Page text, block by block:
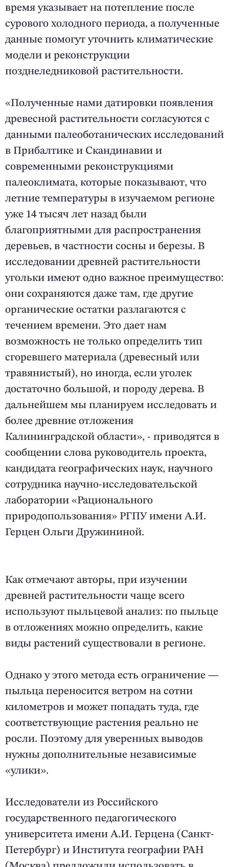
время указывает на потепление после
сурового холодного периода, а полученные
данные помогут уточнить климатические
модели и реконструкции
позднеледниковой растительности.
«Полученные нами датировки появления
древесной растительности согласуются с
данными палеоботанических исследований
в Прибалтике и Скандинавии и
современными реконструкциями
палеоклимата, которые показывают, что
летние температуры в изучаемом регионе
уже 14 тысяч лет назад были
благоприятными для распространения
деревьев, в частности сосны и березы. В
исследовании древней растительности
угольки имеют одно важное преимущество:
они сохраняются даже там, где другие
органические остатки разлагаются с
течением времени. Это дает нам
возможность не только определить тип
сгоревшего материала (древесный или
травянистый), но иногда, если уголек
достаточно большой, и породу дерева. В
дальнейшем мы планируем исследовать и
более древние отложения
Калининградской области», - приводятся в
сообщении слова руководитель проекта,
кандидата географических наук, научного
сотрудника научно-исследовательской
лаборатории «Рационального
природопользования» РГПУ имени А.И.
Герцен Ольги Дружининой.
Как отмечают авторы, при изучении
древней растительности чаще всего
используют пыльцевой анализ: по пыльце
в отложениях можно определить, какие
виды растений существовали в регионе.
Однако у этого метода есть ограничение —
пыльца переносится ветром на сотни
километров и может попадать туда, где
соответствующие растения реально не
росли. Поэтому для уверенных выводов
нужны дополнительные независимые
«улики».
Исследователи из Российского
государственного педагогического
университета имени А.И. Герцена (Санкт-
Петербург) и Института географии РАН